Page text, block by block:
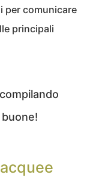
per comunicare
principali
compilando